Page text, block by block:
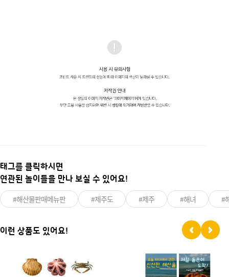
태그를 클릭하시면
연관된 놀이들을 만나 보실 수 있어요!
#해산물판매메뉴판 #제주도 #제주 #해녀 #
이런 상품도 있어요!